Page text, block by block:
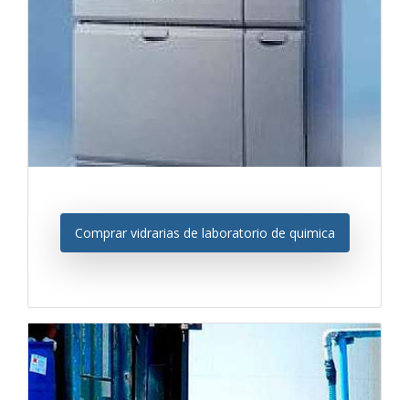
Comprar vidrarias de laboratorio de quimica